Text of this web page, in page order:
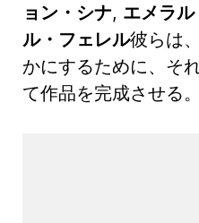
ョン・シナ, エメラ
ル・フェレル彼らは
かにするために、そ
て作品を完成させる。